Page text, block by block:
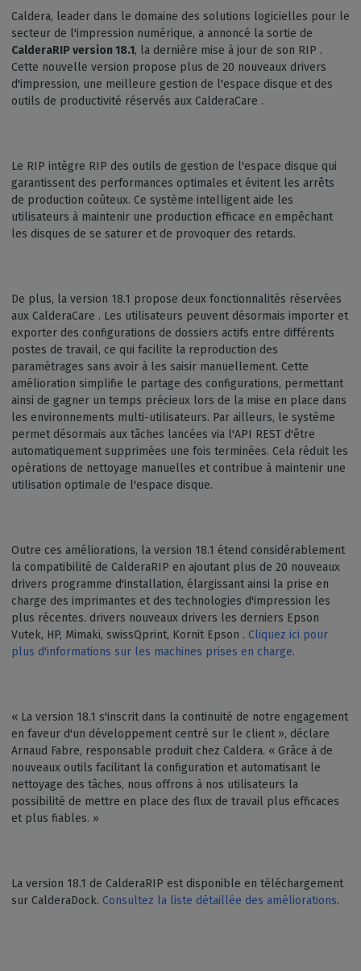
Caldera, leader dans le domaine des solutions logicielles pour le
secteur de l'impression numérique, a annoncé la sortie de
CalderaRIP version 18.1, la dernière mise à jour de son RIP .
Cette nouvelle version propose plus de 20 nouveaux drivers
d'impression, une meilleure gestion de l'espace disque et des
outils de productivité réservés aux CalderaCare .
Le RIP intègre RIP des outils de gestion de l'espace disque qui
garantissent des performances optimales et évitent les arrêts
de production coûteux. Ce système intelligent aide les
utilisateurs à maintenir une production efficace en empêchant
les disques de se saturer et de provoquer des retards.
De plus, la version 18.1 propose deux fonctionnalités réservées
aux CalderaCare . Les utilisateurs peuvent désormais importer et
exporter des configurations de dossiers actifs entre différents
postes de travail, ce qui facilite la reproduction des
paramétrages sans avoir à les saisir manuellement. Cette
amélioration simplifie le partage des configurations, permettant
ainsi de gagner un temps précieux lors de la mise en place dans
les environnements multi-utilisateurs. Par ailleurs, le système
permet désormais aux tâches lancées via l'API REST d'être
automatiquement supprimées une fois terminées. Cela réduit les
opérations de nettoyage manuelles et contribue à maintenir une
utilisation optimale de l'espace disque.
Outre ces améliorations, la version 18.1 étend considérablement
la compatibilité de CalderaRIP en ajoutant plus de 20 nouveaux
drivers programme d'installation, élargissant ainsi la prise en
charge des imprimantes et des technologies d'impression les
plus récentes. drivers nouveaux drivers les derniers Epson
Vutek, HP, Mimaki, swissQprint, Kornit Epson . Cliquez ici pour
plus d'informations sur les machines prises en charge.
« La version 18.1 s'inscrit dans la continuité de notre engagement
en faveur d'un développement centré sur le client », déclare
Arnaud Fabre, responsable produit chez Caldera. « Grâce à de
nouveaux outils facilitant la configuration et automatisant le
nettoyage des tâches, nous offrons à nos utilisateurs la
possibilité de mettre en place des flux de travail plus efficaces
et plus fiables. »
La version 18.1 de CalderaRIP est disponible en téléchargement
sur CalderaDock. Consultez la liste détaillée des améliorations.